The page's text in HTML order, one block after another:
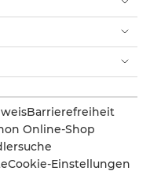
Barrierefreiheit
Online-Shop
Cookie-Einstellungen